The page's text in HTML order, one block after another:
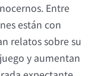
Entre
están con
relatos sobre su
y aumentan